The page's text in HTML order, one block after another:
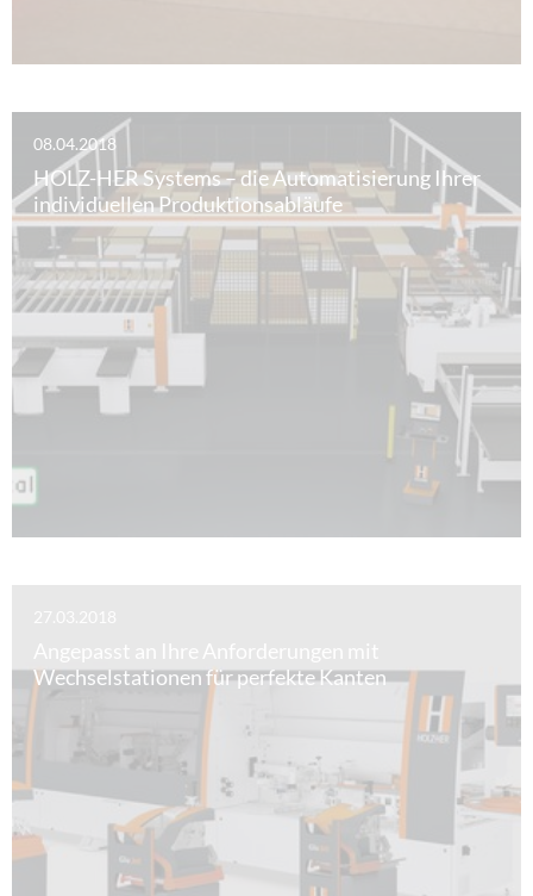
08.04.2018
HOLZ-HER Systems – die Automatisierung Ihrer
individuellen Produktionsabläufe
Wechselstationen für perfekte Kanten